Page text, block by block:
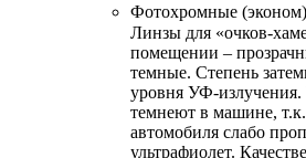
Фотохромные (эконом)
Линзы для «очков-
помещении –
темные. Степень
уровня УФ-
темнеют в машине, т.к.
автомобиля слабо
ультрафиолет.